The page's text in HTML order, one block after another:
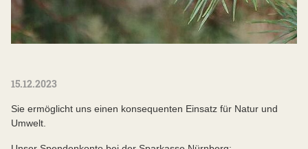
15.12.2023
Sie ermöglicht uns einen konsequenten Einsatz für Natur und
Umwelt.